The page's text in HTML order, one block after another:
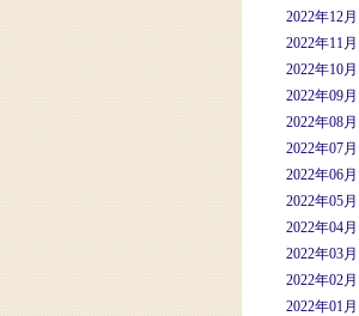
2022年12月
2022年11月
2022年10月
2022年09月
2022年08月
2022年07月
2022年06月
2022年05月
2022年04月
2022年03月
2022年02月
2022年01月